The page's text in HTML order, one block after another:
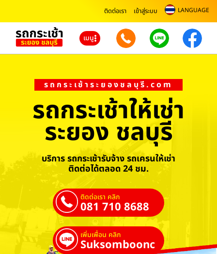
ติดต่อเรา เข้าสู่ระบบ LANGUAGE
เมนู
รถกระเช้าระยองชลบุรี.com
รถกระเช้าให้เช่า
ระยอง ชลบุรี
บริการ รถกระเช้ารับจ้าง รถเครนให้เช่า
ติดต่อได้ตลอด 24 ชม.
ติดต่อเรา คลิก
081 710 8688
เพิ่มเพื่อน คลิก
Suksombooncrane